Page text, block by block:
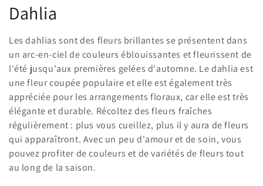
C
o
l
l
e
c
t
i
Dahlia
Les dahlias sont des fleurs brillantes se présentent dans
un arc-en-ciel de couleurs éblouissantes et fleurissent de
l'été jusqu'aux premières gelées d'automne. Le dahlia est
une fleur coupée populaire et elle est également très
appréciée pour les arrangements floraux, car elle est très
élégante et durable. Récoltez des fleurs fraîches
régulièrement : plus vous cueillez, plus il y aura de fleurs
qui apparaîtront. Avec un peu d'amour et de soin, vous
pouvez profiter de couleurs et de variétés de fleurs tout
au long de la saison.